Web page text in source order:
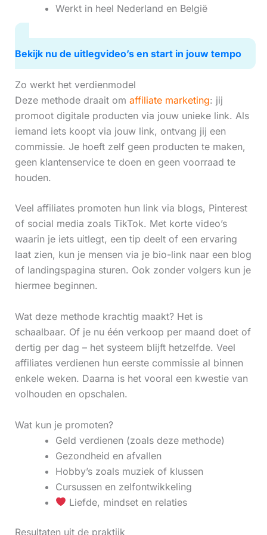
Werkt in heel Nederland en België
Bekijk nu de uitlegvideo’s en start in jouw tempo
Zo werkt het verdienmodel
Deze methode draait om affiliate marketing: jij
promoot digitale producten via jouw unieke link. Als
iemand iets koopt via jouw link, ontvang jij een
commissie. Je hoeft zelf geen producten te maken,
geen klantenservice te doen en geen voorraad te
houden.
Veel affiliates promoten hun link via blogs, Pinterest
of social media zoals TikTok. Met korte video’s
waarin je iets uitlegt, een tip deelt of een ervaring
laat zien, kun je mensen via je bio-link naar een blog
of landingspagina sturen. Ook zonder volgers kun je
hiermee beginnen.
Wat deze methode krachtig maakt? Het is
schaalbaar. Of je nu één verkoop per maand doet of
dertig per dag – het systeem blijft hetzelfde. Veel
affiliates verdienen hun eerste commissie al binnen
enkele weken. Daarna is het vooral een kwestie van
volhouden en opschalen.
Wat kun je promoten?
Geld verdienen (zoals deze methode)
Gezondheid en afvallen
Hobby’s zoals muziek of klussen
Cursussen en zelfontwikkeling
Liefde, mindset en relaties
Resultaten uit de praktijk